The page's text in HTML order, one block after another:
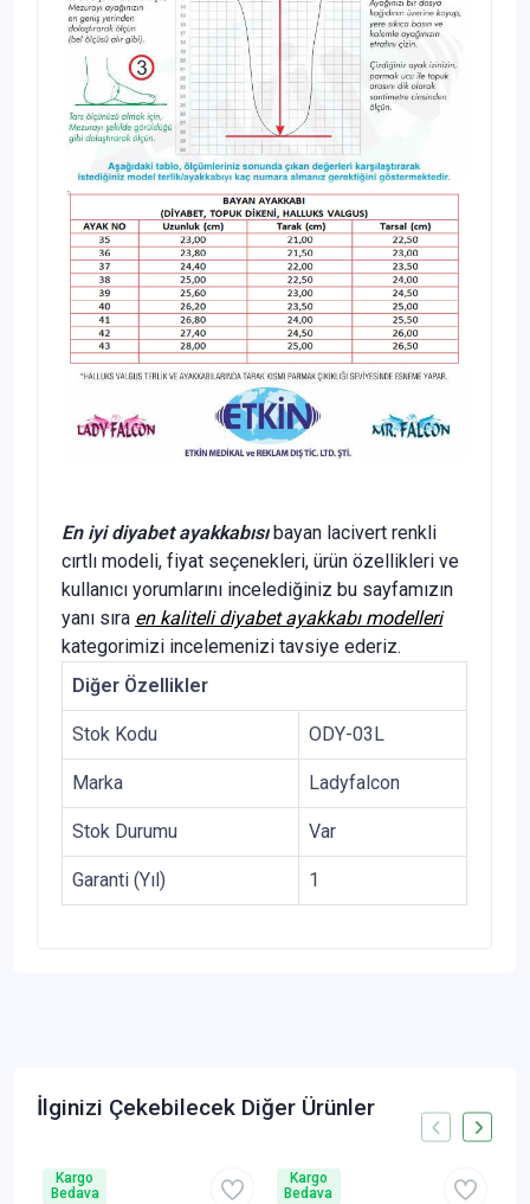
En iyi diyabet ayakkabısıbayan lacivert renkli
cırtlı modeli, fiyat seçenekleri, ürün özellikleri ve
kullanıcı yorumlarını incelediğiniz bu sayfamızın
yanı sıra en kaliteli diyabet ayakkabı modelleri
kategorimizi incelemenizi tavsiye ederiz.
Diğer Özellikler
Stok Kodu ODY-03L
Marka Ladyfalcon
Stok Durumu Var
Garanti (Yıl) 1
İlginizi Çekebilecek Diğer Ürünler
Kargo
Bedava
Kargo
Bedava